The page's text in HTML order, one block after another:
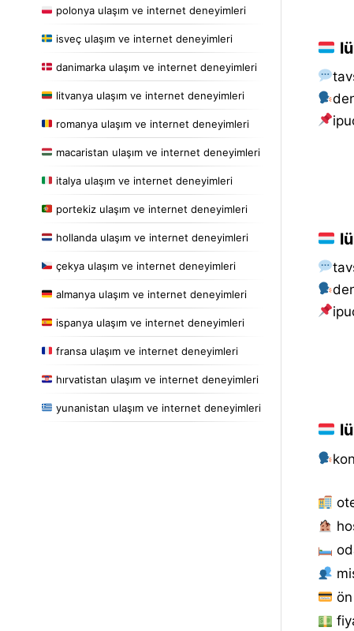
polonya ulaşım ve internet deneyimleri
isveç ulaşım ve internet deneyimleri
danimarka ulaşım ve internet deneyimleri
litvanya ulaşım ve internet deneyimleri
romanya ulaşım ve internet deneyimleri
macaristan ulaşım ve internet deneyimleri
italya ulaşım ve internet deneyimleri
portekiz ulaşım ve internet deneyimleri
hollanda ulaşım ve internet deneyimleri
çekya ulaşım ve internet deneyimleri
almanya ulaşım ve internet deneyimleri
ispanya ulaşım ve internet deneyimleri
fransa ulaşım ve internet deneyimleri
hırvatistan ulaşım ve internet deneyimleri
yunanistan ulaşım ve internet deneyimleri